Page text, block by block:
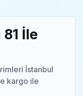
İle
İstanbul
kargo ile